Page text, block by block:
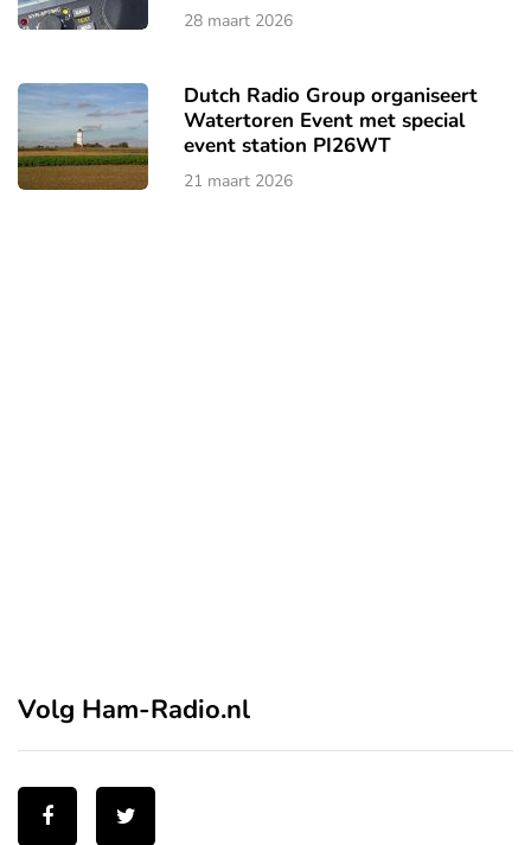
28 maart 2026
Dutch Radio Group organiseert
Watertoren Event met special
event station PI26WT
21 maart 2026
Volg Ham-Radio.nl